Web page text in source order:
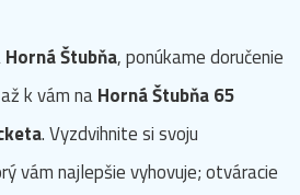
Horná Štubňa, ponúkame doručenie
k vám naHorná Štubňa 65
. Vyzdvihnite si svoju
vám najlepšie vyhovuje; otváracie